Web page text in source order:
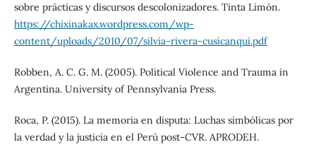
sobre prácticas y discursos descolonizadores. Tinta Limón.
https://chixinakax.wordpress.com/wp-
content/uploads/2010/07/silvia-rivera-cusicanqui.pdf
Robben, A. C. G. M. (2005). Political Violence and Trauma in
Argentina. University of Pennsylvania Press.
Roca, P. (2015). La memoria en disputa: Luchas simbólicas por
la verdad y la justicia en el Perú post-CVR. APRODEH.